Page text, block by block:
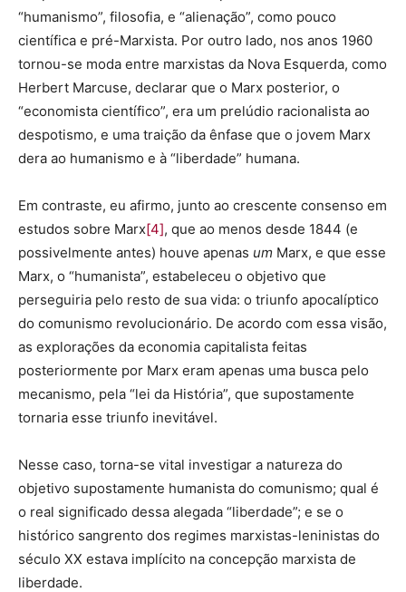
“humanismo”, filosofia, e “alienação”, como pouco
científica e pré-Marxista. Por outro lado, nos anos 1960
tornou-se moda entre marxistas da Nova Esquerda, como
Herbert Marcuse, declarar que o Marx posterior, o
“economista científico”, era um prelúdio racionalista ao
despotismo, e uma traição da ênfase que o jovem Marx
dera ao humanismo e à “liberdade” humana.
Em contraste, eu afirmo, junto ao crescente consenso em
estudos sobre Marx[4], que ao menos desde 1844 (e
possivelmente antes) houve apenas um Marx, e que esse
Marx, o “humanista”, estabeleceu o objetivo que
perseguiria pelo resto de sua vida: o triunfo apocalíptico
do comunismo revolucionário. De acordo com essa visão,
as explorações da economia capitalista feitas
posteriormente por Marx eram apenas uma busca pelo
mecanismo, pela “lei da História”, que supostamente
tornaria esse triunfo inevitável.
Nesse caso, torna-se vital investigar a natureza do
objetivo supostamente humanista do comunismo; qual é
o real significado dessa alegada “liberdade”; e se o
histórico sangrento dos regimes marxistas-leninistas do
século XX estava implícito na concepção marxista de
liberdade.